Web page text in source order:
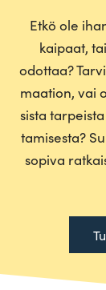
Etkö ole
kaipaat,
odottaa?
maation, vai
sista
ta­mi­sesta?
sopiva